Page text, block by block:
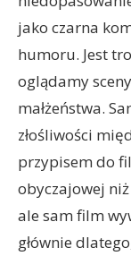
jako czarna
humoru. Jest
oglądamy
małżeństwa.
złośliwości
przypisem do
obyczajowej
ale sam film
głównie